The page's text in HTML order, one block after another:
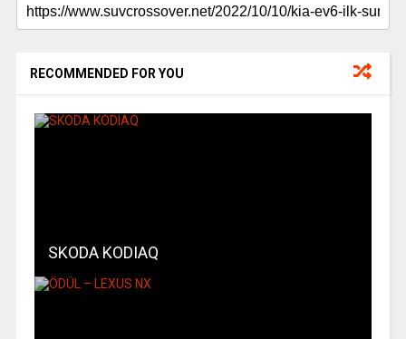
RECOMMENDED FOR YOU
SKODA KODIAQ